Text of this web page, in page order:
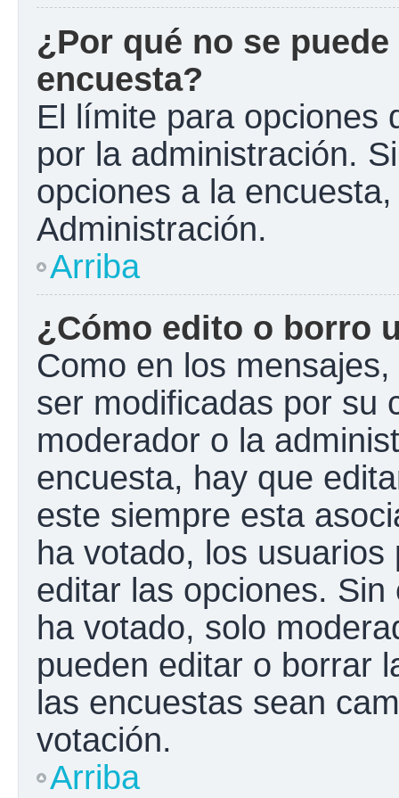
¿Por qué no se
encuesta?
El límite para opciones
por la administración.
opciones a la
Administración.
Arriba
¿Cómo edito o borro
Como en los
ser modificadas por su
moderador o la
encuesta, hay que
este siempre esta
ha votado, los
editar las opciones.
ha votado, solo
pueden editar o borrar
las encuestas sean
votación.
Arriba